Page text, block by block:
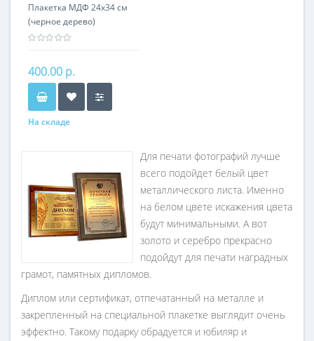
Плакетка МДФ 24х34 см
(черное дерево)
400.00 р.
На складе
Для печати фотографий лучше
всего подойдет белый цвет
металлического листа. Именно
на белом цвете искажения цвета
будут минимальными. А вот
золото и серебро прекрасно
подойдут для печати наградных
грамот, памятных дипломов.
Диплом или сертификат, отпечатанный на металле и
закрепленный на специальной плакетке выглядит очень
эффектно. Такому подарку обрадуется и юбиляр и